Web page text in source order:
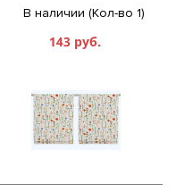
В наличии (Кол-во 1)
143 руб.